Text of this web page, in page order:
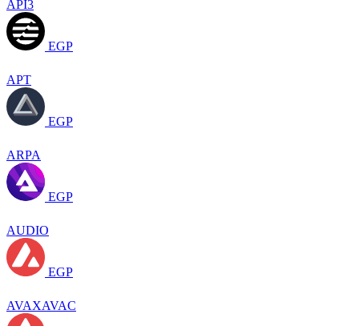
API3
EGP
APT
EGP
ARPA
EGP
AUDIO
EGP
AVAXAVAC